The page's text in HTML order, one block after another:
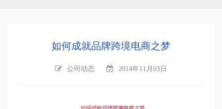
如何成就品牌跨境电商之梦
公司动态 2014年11月03日